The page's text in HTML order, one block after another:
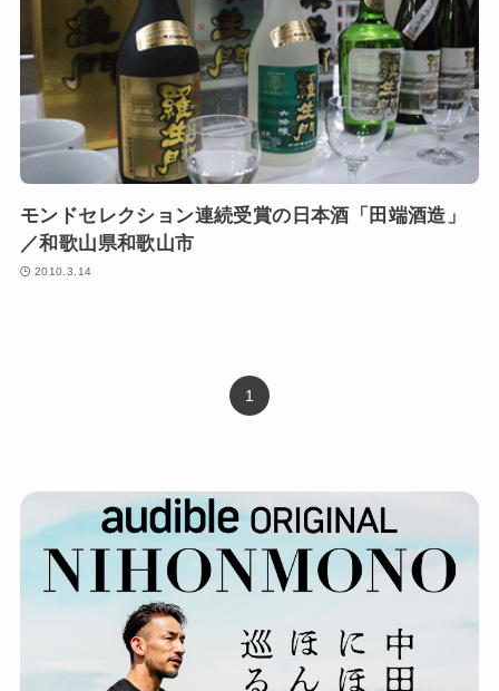
モンドセレクション連続受賞の日本酒「田端酒造」
／和歌山県和歌山市
2010.3.14
1